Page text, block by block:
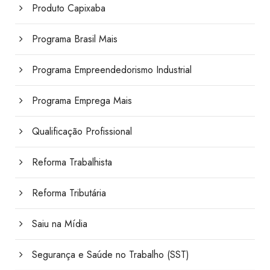
Produto Capixaba
Programa Brasil Mais
Programa Empreendedorismo Industrial
Programa Emprega Mais
Qualificação Profissional
Reforma Trabalhista
Reforma Tributária
Saiu na Mídia
Segurança e Saúde no Trabalho (SST)